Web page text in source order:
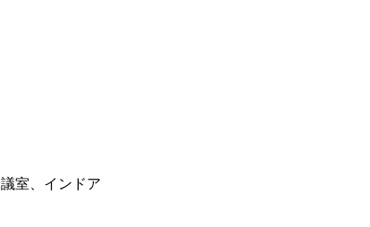
室、インドア